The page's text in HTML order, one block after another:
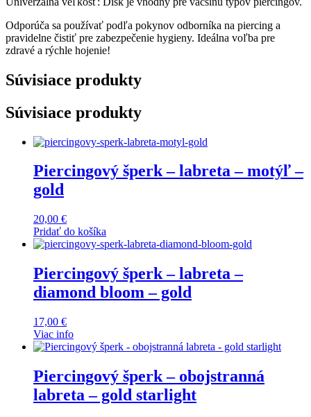
Odporúča sa používať podľa pokynov odborníka na piercing a
pravidelne čistiť pre zabezpečenie hygieny. Ideálna voľba pre
zdravé a rýchle hojenie!
Súvisiace produkty
Súvisiace produkty
Piercingový šperk – labreta – motýľ –
gold
20,00 €
Pridať do košíka
Piercingový šperk – labreta –
diamond bloom – gold
17,00 €
Viac info
Piercingový šperk – obojstranná
labreta – gold starlight